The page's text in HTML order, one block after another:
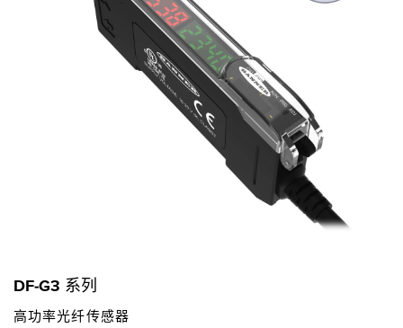
DF-G3 系列
高功率光纤传感器